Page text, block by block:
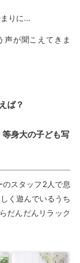
まりに…
声が聞こえてきま
ば？
身大の子ども写
スタッフ2人で息
く遊んでいるうち
だんだんリラック